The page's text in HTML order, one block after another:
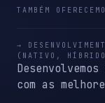
TAMBÉM
→
(NATIVO,
com as